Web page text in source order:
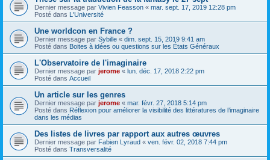
Dernier message par Vivien Feasson « mar. sept. 17, 2019 12:28 pm
Posté dans L'Université
Une worldcon en France ?
Dernier message par Sybille « dim. sept. 15, 2019 9:41 am
Posté dans Boites à idées ou questions sur les États Généraux
L'Observatoire de l'imaginaire
Dernier message par jerome « lun. déc. 17, 2018 2:22 pm
Posté dans Accueil
Un article sur les genres
Dernier message par jerome « mar. févr. 27, 2018 5:14 pm
Posté dans Réflexion pour améliorer la visibilité des littératures de l’imaginaire
dans les médias
Des listes de livres par rapport aux autres œuvres
Dernier message par Fabien Lyraud « ven. févr. 02, 2018 7:44 pm
Posté dans Transversalité